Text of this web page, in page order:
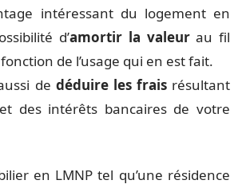
intéressant du logement en
d’amortir la valeurau fil
de l’usage qui en est fait.
de déduire les fraisrésultant
des intérêts bancaires de votre
en LMNP tel qu’une résidence